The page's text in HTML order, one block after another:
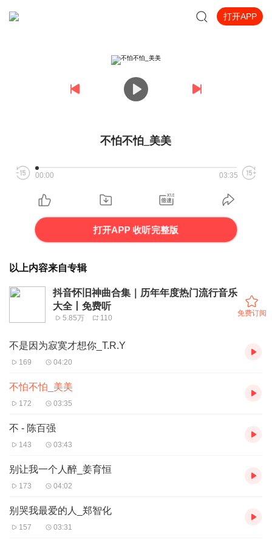
打开APP
不怕不怕_美美
00:00 03:35
打开APP 收听完整版
以上内容来自专辑
抖音怀旧神曲合集｜历年年度热门流行音乐
大全丨免费听
5.85万 110
免费订阅
不是因为寂寞才想你_T.R.Y
169 04:20
不怕不怕_美美
172 03:35
不 - 陈百强
143 03:43
别让我一个人醉_姜育恒
173 04:02
别哭我最爱的人_郑智化
157 03:31